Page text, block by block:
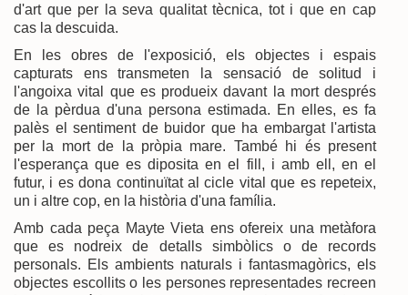
d'art que per la seva qualitat tècnica, tot i que en cap
cas la descuida.
En les obres de l'exposició, els objectes i espais
capturats ens transmeten la sensació de solitud i
l'angoixa vital que es produeix davant la mort després
de la pèrdua d'una persona estimada. En elles, es fa
palès el sentiment de buidor que ha embargat l'artista
per la mort de la pròpia mare. També hi és present
l'esperança que es diposita en el fill, i amb ell, en el
futur, i es dona continuïtat al cicle vital que es repeteix,
un i altre cop, en la història d'una família.
Amb cada peça Mayte Vieta ens ofereix una metàfora
que es nodreix de detalls simbòlics o de records
personals. Els ambients naturals i fantasmagòrics, els
objectes escollits o les persones representades recreen